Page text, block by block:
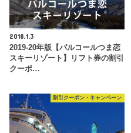
2018.1.3
2019-20年版【パルコールつま恋
スキーリゾート】リフト券の割引
クーポ…
割引クーポン・キャンペーン